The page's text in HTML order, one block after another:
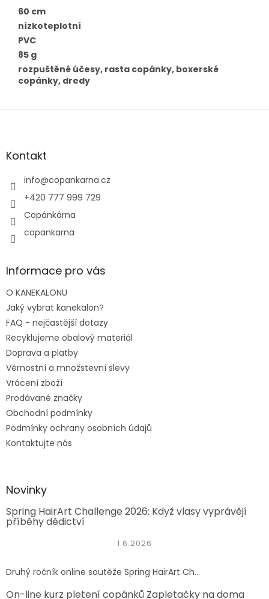
60 cm
nízkoteplotní
PVC
85 g
rozpuštěné účesy, rasta copánky, boxerské
copánky, dredy
Z
aKontakt
info@copankarna.cz
+420 777 999 729
Copánkárna
copankarna
Informace pro vás
O KANEKALONU
Jaký vybrat kanekalon?
FAQ - nejčastější dotazy
Recyklujeme obalový materiál
Doprava a platby
Věrnostní a množstevní slevy
Vrácení zboží
Prodávané značky
Obchodní podmínky
Podmínky ochrany osobních údajů
Kontaktujte nás
Novinky
Spring HairArt Challenge 2026: Když vlasy vyprávějí
příběhy dědictví
1.6.2026
Druhý ročník online soutěže Spring HairArt Ch...
On-line kurz pletení copánků Zapletačky na doma